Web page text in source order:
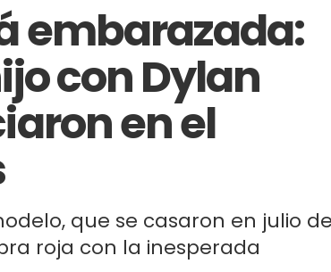
embarazada:
con Dylan
en el
que se casaron en julio
roja con la inesperada